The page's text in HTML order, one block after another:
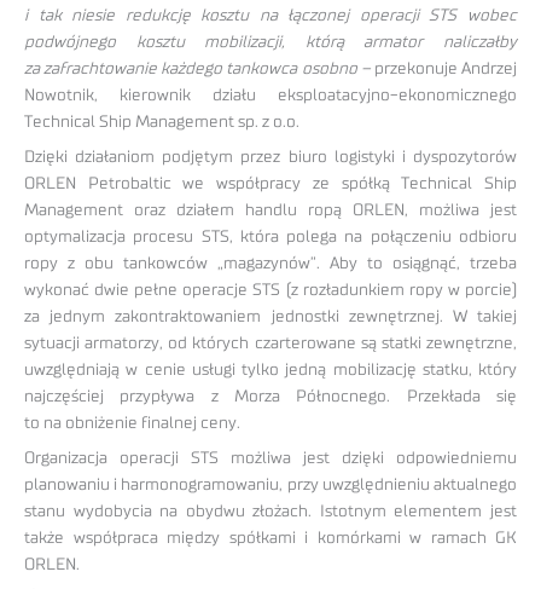
i tak niesie redukcję kosztu na łączonej operacji STS wobec
podwójnego kosztu mobilizacji, którą armator naliczałby
za zafrachtowanie każdego tankowca osobno –przekonuje Andrzej
Nowotnik, kierownik działu eksploatacyjno-ekonomicznego
Technical Ship Management sp. z o.o.
Dzięki działaniom podjętym przez biuro logistyki i dyspozytorów
ORLEN Petrobaltic we współpracy ze spółką Technical Ship
Management oraz działem handlu ropą ORLEN, możliwa jest
optymalizacja procesu STS, która polega na połączeniu odbioru
ropy z obu tankowców „magazynów”. Aby to osiągnąć, trzeba
wykonać dwie pełne operacje STS (z rozładunkiem ropy w porcie)
za jednym zakontraktowaniem jednostki zewnętrznej. W takiej
sytuacji armatorzy, od których czarterowane są statki zewnętrzne,
uwzględniają w cenie usługi tylko jedną mobilizację statku, który
najczęściej przypływa z Morza Północnego. Przekłada się
to na obniżenie finalnej ceny.
Organizacja operacji STS możliwa jest dzięki odpowiedniemu
planowaniu i harmonogramowaniu, przy uwzględnieniu aktualnego
stanu wydobycia na obydwu złożach. Istotnym elementem jest
także współpraca między spółkami i komórkami w ramach GK
ORLEN.